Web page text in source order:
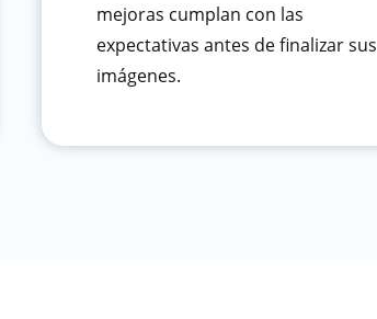
mejoras cumplan con las
expectativas antes de finalizar sus
imágenes.